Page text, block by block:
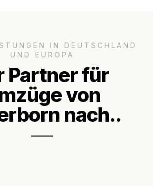
IN DEUTSCHLAND
UND EUROPA
Partner für
von
nach..